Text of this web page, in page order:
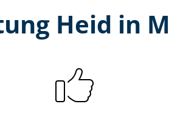
Heid in